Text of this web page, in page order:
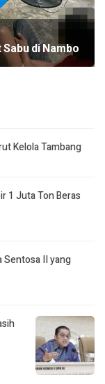
di Nambo
Kelola Tambang
1 Juta Ton Beras
Sentosa II yang